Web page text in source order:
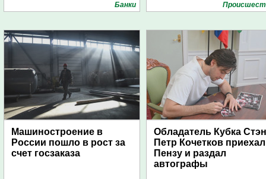
Банки
Машиностроение в
России пошло в рост за
счет госзаказа
Обладатель Кубка
Петр Кочетков
Пензу и раздал
автографы